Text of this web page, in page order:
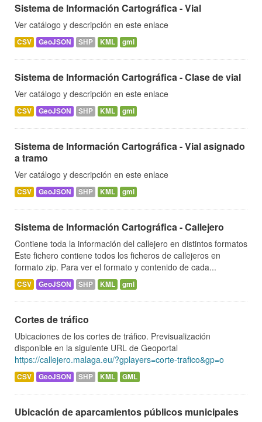
Sistema de Información Cartográfica - Vial
Ver catálogo y descripción en este enlace
CSV GeoJSON SHP KML gml
Sistema de Información Cartográfica - Clase de vial
Ver catálogo y descripción en este enlace
CSV GeoJSON SHP KML gml
Sistema de Información Cartográfica - Vial asignado
a tramo
Ver catálogo y descripción en este enlace
CSV GeoJSON SHP KML gml
Sistema de Información Cartográfica - Callejero
Contiene toda la información del callejero en distintos formatos
Este fichero contiene todos los ficheros de callejeros en
formato zip. Para ver el formato y contenido de cada...
CSV GeoJSON SHP KML gml
Cortes de tráfico
Ubicaciones de los cortes de tráfico. Previsualización
disponible en la siguiente URL de Geoportal
https://callejero.malaga.eu/?gplayers=corte-trafico&gp=o
CSV GeoJSON SHP KML GML
Ubicación de aparcamientos públicos municipales